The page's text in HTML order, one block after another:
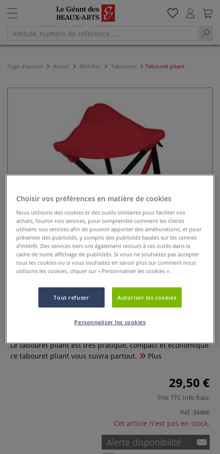
Page d'accueil Atelier Mobilier Tabourets Tabouret pliant
Tabouret pliant
0 Commentaires
Le tabouret pliant est très pratique, compact et économique
ce tabouret pliant vous suivra partout.
Plus
29,50 €
Prix TTC Info frais.
Réf. 34466
Cet article n'est pas en stock.
Alerte disponibilité
Choisir vos préférences en matière de cookies
Nous utilisons des cookies et des outils similaires pour faciliter vos
achats, fournir nos services, pour comprendre comment les clients
utilisent nos services afin de pouvoir apporter des améliorations, et pour
présenter des publicités, y compris des publicités basées sur les centres
d’intérêt. Des services tiers ont également recours à ces outils dans le
cadre de notre affichage de publicités. Si vous ne souhaitez pas accepter
tous les cookies ou si vous souhaitez en savoir plus sur comment nous
utilisons les cookies, cliquer sur « Personnaliser les cookies ».
Tout refuser Autoriser les cookies
Personnaliser les cookies